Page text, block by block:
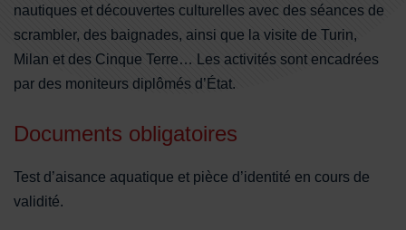
nautiques et découvertes culturelles avec des séances de
scrambler, des baignades, ainsi que la visite de Turin,
Milan et des Cinque Terre… Les activités sont encadrées
par des moniteurs diplômés d’État.
Documents obligatoires
Test d’aisance aquatique et pièce d’identité en cours de
validité.